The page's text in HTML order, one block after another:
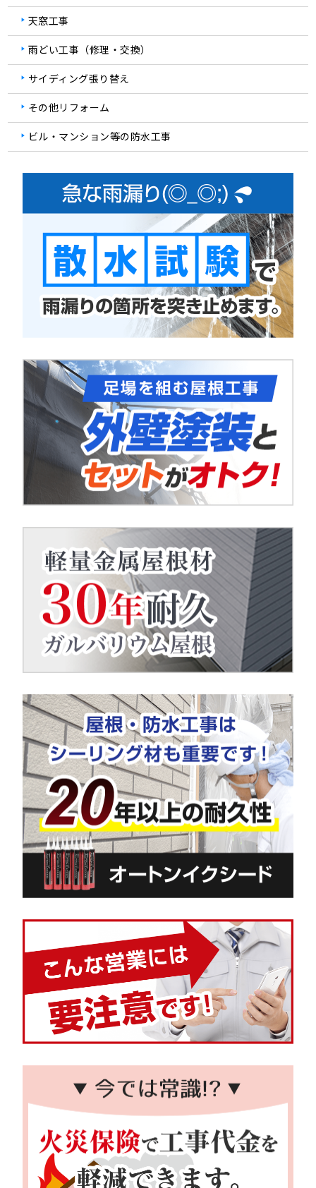
天窓工事
雨どい工事（修理・交換）
サイディング張り替え
その他リフォーム
ビル・マンション等の防水工事